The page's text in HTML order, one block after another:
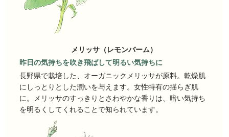
メリッサ（レモンバーム）
昨日の気持ちを吹き飛ばして明るい気持ちに
長野県で栽培した、オーガニックメリッサが原料。乾燥肌
にしっとりとした潤いを与えます。女性特有の揺らぎ肌
に。メリッサのすっきりとさわやかな香りは、暗い気持ち
を明るくしてくれることで知られています。